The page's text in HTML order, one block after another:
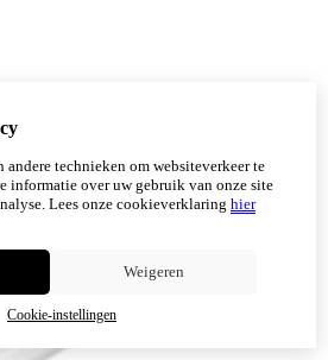
andere technieken om websiteverkeer te
informatie over uw gebruik van onze site
Lees onze cookieverklaring hier
Weigeren
Cookie-instellingen